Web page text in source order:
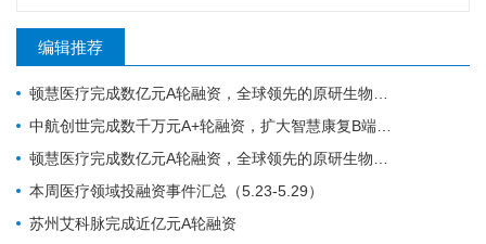
编辑推荐
顿慧医疗完成数亿元A轮融资，全球领先的原研生物标志物研发、转化和商业化的IVD公司
中航创世完成数千万元A+轮融资，扩大智慧康复B端和C端谱系化新品研发
顿慧医疗完成数亿元A轮融资，全球领先的原研生物标志物研发、转化和商业化的IVD公司
本周医疗领域投融资事件汇总（5.23-5.29）
苏州艾科脉完成近亿元A轮融资